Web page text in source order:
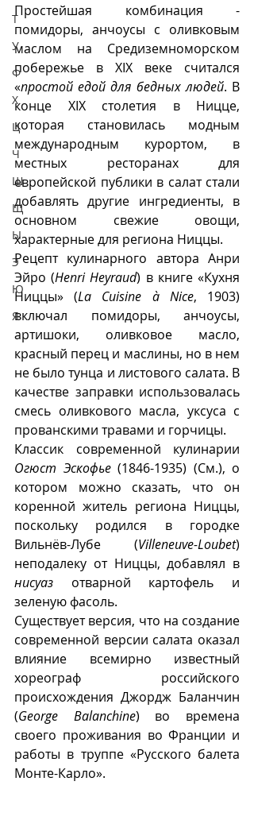
Т
У
Ф
Х
Ц
Ч
Ш
Щ
Ы
Э
Ю
Я
Простейшая комбинация -
помидоры, анчоусы с оливковым
маслом на Средиземноморском
побережье в XIX веке считался
«простой едой для бедных людей. В
конце XIX столетия в Ницце,
которая становилась модным
международным курортом, в
местных ресторанах для
европейской публики в салат стали
добавлять другие ингредиенты, в
основном свежие овощи,
характерные для региона Ниццы.
Рецепт кулинарного автора Анри
Эйро (Henri Heyraud) в книге «Кухня
Ниццы» (La Cuisine à Nice, 1903)
включал помидоры, анчоусы,
артишоки, оливковое масло,
красный перец и маслины, но в нем
не было тунца и листового салата. В
качестве заправки использовалась
смесь оливкового масла, уксуса с
прованскими травами и горчицы.
Огюст Эскофье (1846-1935) (См.), о
котором можно сказать, что он
коренной житель региона Ниццы,
поскольку родился в городке
Вильнëв-Лубе (Villeneuve-Loubet)
нисуаз отварной картофель и
зеленую фасоль.
Существует версия, что на создание
современной версии салата оказал
влияние всемирно известный
хореограф российского
происхождения Джордж Баланчин
(George Balanchine) во времена
своего проживания во Франции и
работы в труппе «Русского балета
Монте-Карло».